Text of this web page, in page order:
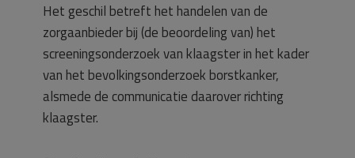
Het geschil betreft het handelen van de
zorgaanbieder bij (de beoordeling van) het
screeningsonderzoek van klaagster in het kader
van het bevolkingsonderzoek borstkanker,
alsmede de communicatie daarover richting
klaagster.